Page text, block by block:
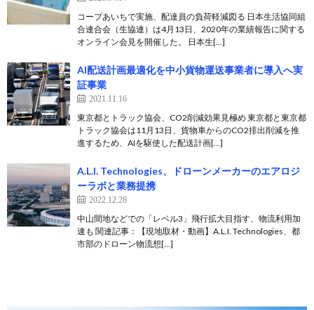
コープあいちで実施、配達員の負荷軽減図る 日本生活協同組
合連合会（生協連）は4月13日、2020年の業績報告に関する
オンライン会見を開催した。 日本生[…]
AI配送計画最適化を中小貨物運送事業者に導入へ実
証事業
2021.11.16
東京都とトラック協会、CO2削減効果見極め 東京都と東京都
トラック協会は11月13日、貨物車からのCO2排出削減を推
進するため、AIを駆使した配送計画[…]
A.L.I. Technologies、ドローンメーカーのエアロジ
ーラボと業務提携
2022.12.28
中山間地などでの「レベル3」飛行拡大目指す、物流利用加
速も 関連記事：【現地取材・動画】A.L.I. Technologies、都
市部のドローン物流想[…]